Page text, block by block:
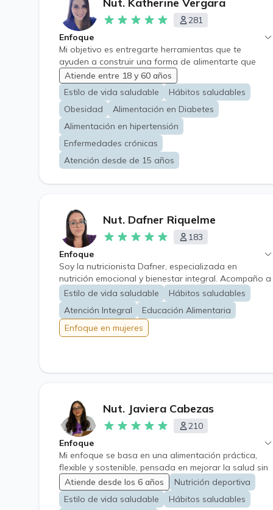
acredite estudios de su caso) • Enfermedad Renal •
Cáncer • Dieta Vegana-Keto • Deportistas alto
rendimiento • Menores de 16 años • Pacientes en
preparación y antes de 1 año de cirugía Bariátrica
281
Enfoque
Mi objetivo es entregarte herramientas que te
ayuden a construir una forma de alimentarte que
puedas sostener en la vida real, incluso en los días
difíciles y sin dejar de disfrutar. Trabajo desde una
mirada cercana y consciente, enfocada en mejorar
hábitos y la relación con la comida, dejando atrás el
ciclo de culpa, restricción y frustración. Acompaño
principalmente a personas con: • Sobrepeso y
obesidad • Resistencia a la insulina y diabetes tipo 2
• Dislipidemia (colesterol y triglicéridos elevados) •
Hipertensión arterial • Alimentación consciente y
cambio de hábitos
Atiende entre 18 y 60 años
Estilo de vida saludable
Hábitos saludables
Obesidad
Alimentación en Diabetes
Alimentación en hipertensión
Enfermedades crónicas
Atención desde de 15 años
Nut. Dafner Riquelme
183
Enfoque
Soy la nutricionista Dafner, especializada en
nutrición emocional y bienestar integral. Acompaño a
mujeres adultas que desean mejorar su relación con
la comida, recuperar su equilibrio y sentirse seguras
de sí mismas, sin dietas extremas ni culpas. Mi
enfoque combina educación alimentaria y apoyo
emocional para ayudarte a romper ciclos de
crónicas. Ofrezco: ✦ Planes personalizados y
Acompañamiento cercano y sostenido, enfocado en
resultados duraderos. ✦ Estrategias prácticas para
la ansiedad, el autocontrol y la mejora del bienestar.
No se trata de “hacer dieta”, sino de reconectar
contigo, nutrirte con equilibrio y disfrutar de tu salud.
Estilo de vida saludable
Hábitos saludables
Atención Integral
Educación Alimentaria
Enfoque en mujeres
Nut. Javiera Cabezas
210
Enfoque
Mi enfoque se basa en una alimentación práctica,
flexible y sostenible, pensada en mejorar la salud sin
dietas restrictivas ni prohibiciones. Trabajo con
planes personalizados que integran: 🍎 Alimentación
saludable adaptada a tu estilo de vida. 🏃‍♀️ Nutrición
Atiende desde los 6 años
Nutrición deportiva
Estilo de vida saludable
Hábitos saludables